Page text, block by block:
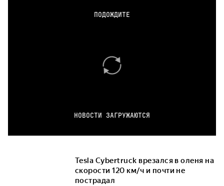
ПОДОЖДИТЕ
НОВОСТИ ЗАГРУЖАЮТСЯ
Tesla Cybertruck врезался в оленя на
скорости 120 км/ч и почти не
пострадал